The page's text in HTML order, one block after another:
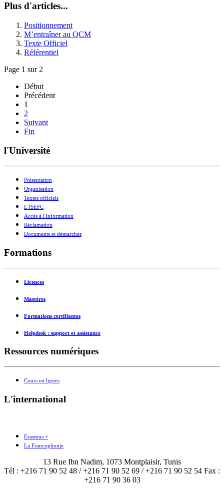
Plus d'articles...
Positionnement
M’entraîner au QCM
Texte Officiel
Référentiel
Page 1 sur 2
Début
Précédent
1
2
Suivant
Fin
l'Université
Présentation
Organisation
Textes officiels
L'ISEFC
Accès à l'Information
Réclamation
Documents et démarches
Formations
Licences
Mastères
Formations certifiantes
Helpdesk : support et assistance
Ressources numériques
Cours en lignes
L'international
Erasmus +
La Francophonie
13 Rue Ibn Nadim, 1073 Montplaisir, Tunis
Tél : +216 71 90 52 48 / +216 71 90 52 69 / +216 71 90 52 54 Fax :
+216 71 90 36 03